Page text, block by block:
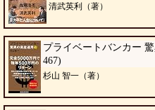
清武英利（著）
プライベートバンカー
467)
杉山 智一（著）